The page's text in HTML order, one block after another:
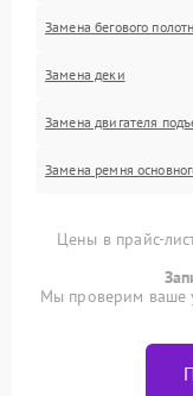
Замена бегового
Замена деки
Замена двигателя
Замена ремня
Цены в прайс-
Мы проверим ваше